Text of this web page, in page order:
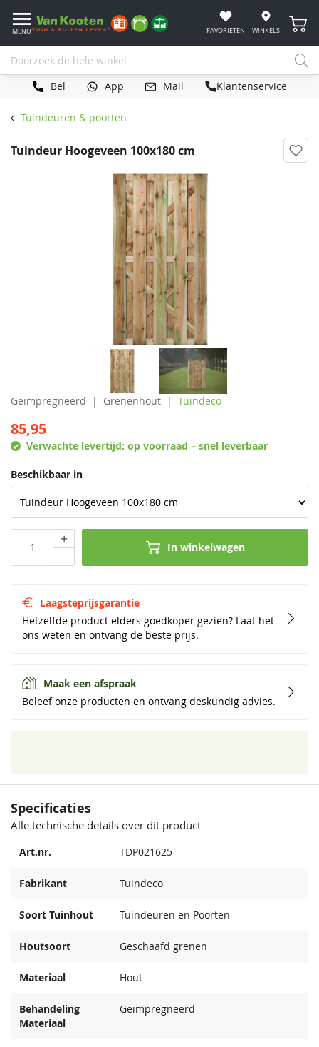
MENU FAVORIETEN WINKELS
Bel App Mail Klantenservice
Tuindeuren & poorten
Tuindeur Hoogeveen 100x180 cm
Geïmpregneerd Grenenhout Tuindeco
85,95
Verwachte levertijd: op voorraad – snel leverbaar
Beschikbaar in
In winkelwagen
Laagsteprijsgarantie
Hetzelfde product elders goedkoper gezien? Laat het
ons weten en ontvang de beste prijs.
Maak een afspraak
Beleef onze producten en ontvang deskundig advies.
Specificaties
Alle technische details over dit product
Art.nr. TDP021625
Fabrikant Tuindeco
Soort Tuinhout Tuindeuren en Poorten
Houtsoort Geschaafd grenen
Materiaal Hout
Behandeling
Materiaal
Geïmpregneerd